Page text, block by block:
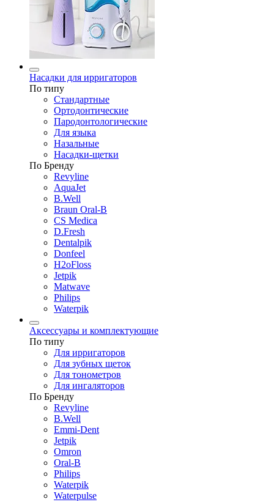
Насадки для ирригаторов
По типу
Стандартные
Ортодонтические
Пародонтологические
Для языка
Назальные
Насадки-щетки
По Бренду
Revyline
AquaJet
B.Well
Braun Oral-B
CS Medica
D.Fresh
Dentalpik
Donfeel
H2oFloss
Jetpik
Matwave
Philips
Waterpik
Аксессуары и комплектующие
По типу
Для ирригаторов
Для зубных щеток
Для тонометров
Для ингаляторов
По Бренду
Revyline
B.Well
Emmi-Dent
Jetpik
Omron
Oral-B
Philips
Waterpik
Waterpulse